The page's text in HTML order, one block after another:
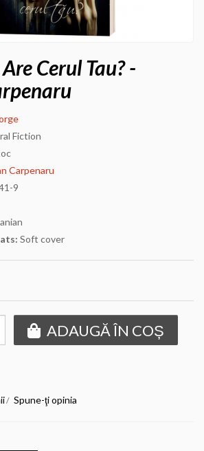
Cerul Tau? -
Fiction
Carpenaru
9
Soft cover
ADAUGĂ ÎN COȘ
/ Spune-ţi opinia